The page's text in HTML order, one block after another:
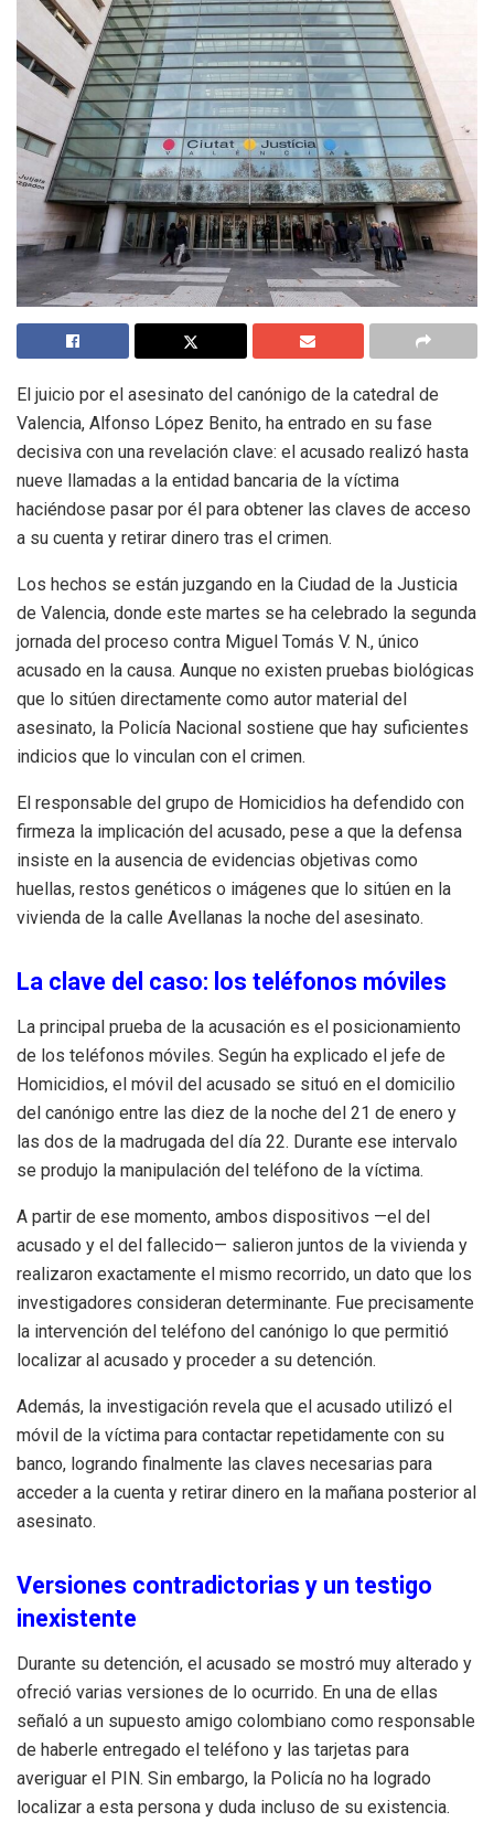
El juicio por el asesinato del canónigo de la catedral de
Valencia, Alfonso López Benito, ha entrado en su fase
decisiva con una revelación clave: el acusado realizó hasta
nueve llamadas a la entidad bancaria de la víctima
haciéndose pasar por él para obtener las claves de acceso
a su cuenta y retirar dinero tras el crimen.
Los hechos se están juzgando en la Ciudad de la Justicia
de Valencia, donde este martes se ha celebrado la segunda
jornada del proceso contra Miguel Tomás V. N., único
acusado en la causa. Aunque no existen pruebas biológicas
que lo sitúen directamente como autor material del
asesinato, la Policía Nacional sostiene que hay suficientes
indicios que lo vinculan con el crimen.
El responsable del grupo de Homicidios ha defendido con
firmeza la implicación del acusado, pese a que la defensa
insiste en la ausencia de evidencias objetivas como
huellas, restos genéticos o imágenes que lo sitúen en la
vivienda de la calle Avellanas la noche del asesinato.
La clave del caso: los teléfonos móviles
La principal prueba de la acusación es el posicionamiento
de los teléfonos móviles. Según ha explicado el jefe de
Homicidios, el móvil del acusado se situó en el domicilio
del canónigo entre las diez de la noche del 21 de enero y
las dos de la madrugada del día 22. Durante ese intervalo
se produjo la manipulación del teléfono de la víctima.
A partir de ese momento, ambos dispositivos —el del
acusado y el del fallecido— salieron juntos de la vivienda y
realizaron exactamente el mismo recorrido, un dato que los
investigadores consideran determinante. Fue precisamente
la intervención del teléfono del canónigo lo que permitió
localizar al acusado y proceder a su detención.
Además, la investigación revela que el acusado utilizó el
móvil de la víctima para contactar repetidamente con su
banco, logrando finalmente las claves necesarias para
acceder a la cuenta y retirar dinero en la mañana posterior al
asesinato.
Versiones contradictorias y un testigo
inexistente
Durante su detención, el acusado se mostró muy alterado y
ofreció varias versiones de lo ocurrido. En una de ellas
señaló a un supuesto amigo colombiano como responsable
de haberle entregado el teléfono y las tarjetas para
averiguar el PIN. Sin embargo, la Policía no ha logrado
localizar a esta persona y duda incluso de su existencia.